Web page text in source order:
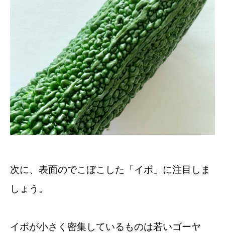
次に、表面のでこぼこした「イボ」に注目しま
しょう。
イボが小さく密集しているものは若いゴーヤ